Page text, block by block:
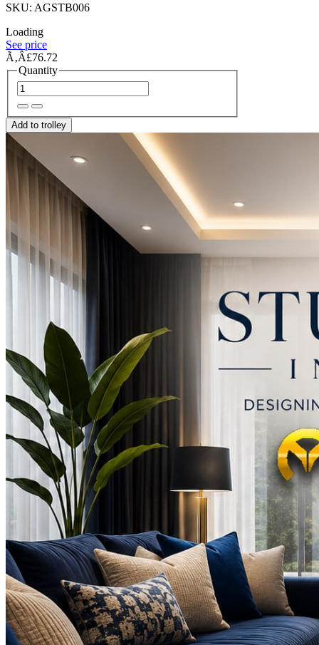
SKU: AGSTB006
Loading
See price
Ã‚Â£76.72
Quantity
Add to trolley